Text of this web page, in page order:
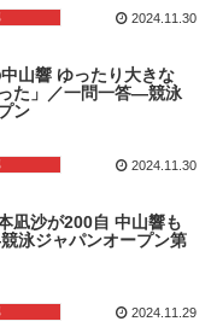
2024.11.30
山響 ゆったり大きな
た」／一問一答―競泳
ン
2024.11.30
凪沙が200自 中山響も
泳ジャパンオープン第
2024.11.29